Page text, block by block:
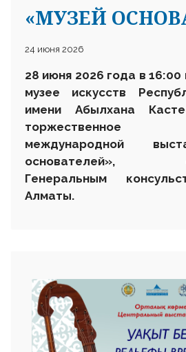
«МУЗЕЙ
24 июня 2026
28 июня 2026 года в
музее искусств
имени Абылхана
торжественное
международной
основателей»,
Генеральным
Алматы.